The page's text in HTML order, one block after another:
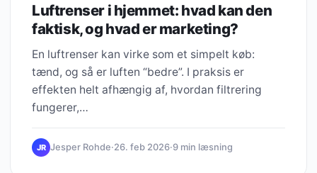
Luftrenser i hjemmet: hvad kan den
faktisk, og hvad er marketing?
En luftrenser kan virke som et simpelt køb:
tænd, og så er luften “bedre”. I praksis er
effekten helt afhængig af, hvordan filtrering
fungerer,…
JR Jesper Rohde·26. feb 2026·9 min læsning